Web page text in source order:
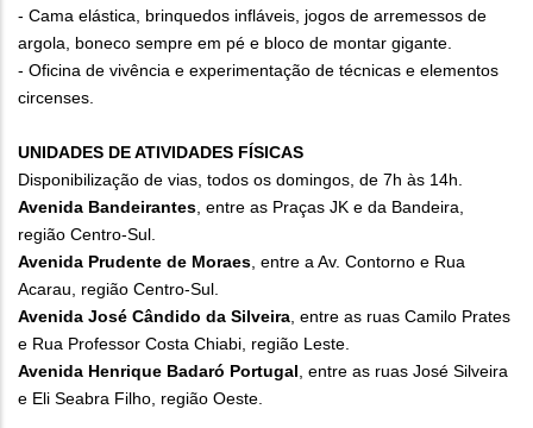
- Cama elástica, brinquedos infláveis, jogos de arremessos de
argola, boneco sempre em pé e bloco de montar gigante.
- Oficina de vivência e experimentação de técnicas e elementos
circenses.
UNIDADES DE ATIVIDADES FÍSICAS
Disponibilização de vias, todos os domingos, de 7h às 14h.
Avenida Bandeirantes, entre as Praças JK e da Bandeira,
região Centro-Sul.
Avenida Prudente de Moraes, entre a Av. Contorno e Rua
Acarau, região Centro-Sul.
Avenida José Cândido da Silveira, entre as ruas Camilo Prates
e Rua Professor Costa Chiabi, região Leste.
Avenida Henrique Badaró Portugal, entre as ruas José Silveira
e Eli Seabra Filho, região Oeste.